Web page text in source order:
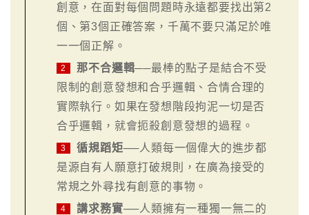
創意，在面對每個問題時永遠都要找出第2
個、第3個正確答案，千萬不要只滿足於唯
一一個正解。
2 那不合邏輯──最棒的點子是結合不受
限制的創意發想和合乎邏輯、合情合理的
實際執行。如果在發想階段拘泥一切是否
合乎邏輯，就會扼殺創意發想的過程。
3 循規蹈矩──人類每一個偉大的進步都
是源自有人願意打破規則，在廣為接受的
常規之外尋找有創意的事物。
4 講求務實──人類擁有一種獨一無二的